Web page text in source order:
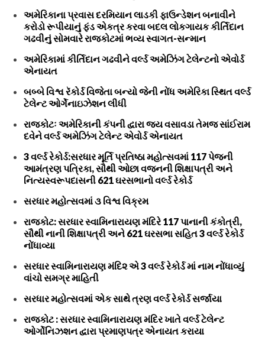
અમેરિકાના પ્રવાસ દરમિયાન લાડકી ફાઉન્ડેશન બનાવીને
કરોડો રૂપીયાનું ફંડ એકત્ર કરવા બદલ લોકગાયક કીર્તિદાન
ગઢવીનું સોમવારે રાજકોટમાં ભવ્ય સ્વાગત-સન્માન
અમેરિકામાં કીર્તિદાન ગઢવીને વર્લ્ડ અમેઝિંગ ટેલેન્ટનો એવોર્ડ
એનાયત
બબ્બે વિશ્વ રૅકોર્ડ વિજેતા બન્યો જેની નોંધ અમેરિકા સ્થિત વર્લ્ડ
ટેલેન્ટ ઓર્ગેનાઇઝેશન લીધી
રાજકોટઃ અમેરિકાની કંપની દ્વારા જય વસાવડા તેમજ સાંઈરામ
દવેને વર્લ્ડ અમેઝિંગ ટેલેન્ટ એવોર્ડ એનાયત
3 વર્લ્ડ રેકોર્ડ:સરધાર મૂર્તિ પ્રતિષ્ઠા મહોત્સવમાં 117 પેજની
આમંત્રણ પત્રિકા, સૌથી ઓછા વજનની શિક્ષાપત્રી અને
નિત્યસ્વરૂપદાસની 621 ઘરસભાનો વર્લ્ડ રેકોર્ડ
સરધાર મહોત્સવમાં ૩ વિશ્વ વિક્રમ
રાજકોટ: સરધાર સ્વામિનારાયણ મંદિરે 117 પાનાની કંકોત્રી,
સૌથી નાની શિક્ષાપત્રી અને 621 ઘરસભા સહિત 3 વર્લ્ડ રેકોર્ડ
નોંધાવ્યા
સરધાર સ્વામિનારાયણ મંદિ૨ એ 3 વર્લ્ડ રેકોર્ડ માં નામ નોંધાવ્યું
વાંચો સમગ્ર માહિતી
સરધાર મહોત્સવમાં એક સાથે ત્રણ વર્લ્ડ રેકોર્ડ સર્જાયા
રાજકોટ : સરધાર સ્વામિનારાયણ મંદિર ખાતે વર્લ્ડ ટેલેન્ટ
ઓર્ગોનિઝશન દ્વારા પ્રમાણપત્ર એનાયત કરાયા